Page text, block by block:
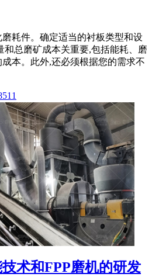
耗件。确定适当的衬板类型和设
和总磨矿成本关重要,包括能耗、磨
本。此外,还必须根据您的需求不
术和FPP磨机的研发